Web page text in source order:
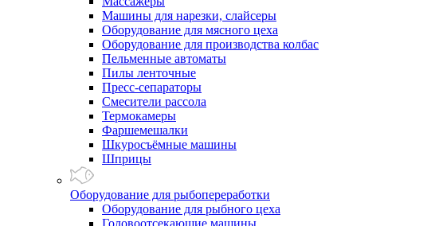
Машины для нарезки, слайсеры
Оборудование для мясного цеха
Оборудование для производства колбас
Пельменные автоматы
Пилы ленточные
Пресс-сепараторы
Смесители рассола
Термокамеры
Фаршемешалки
Шкуросъёмные машины
Шприцы
Оборудование для рыбопереработки
Оборудование для рыбного цеха
Головоотсекающие машины